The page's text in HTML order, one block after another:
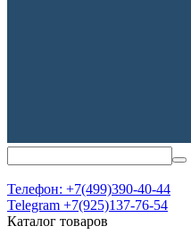
Телефон: +7(499)390-40-44
Telegram +7(925)137-76-54
Каталог товаров